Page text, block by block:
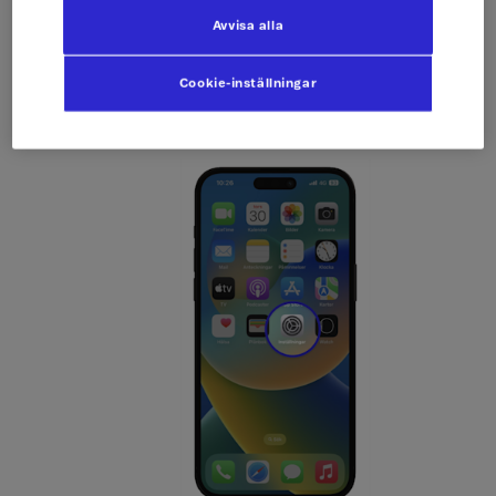
Välj "Inställningar​"
Cookie-inställningar
Avvisa alla